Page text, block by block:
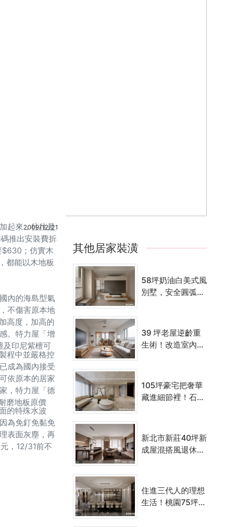
2009/12/21
起來，往往是
推出安裝費折
$630；仿實木
都能以木地板
內的海島型氣
不傷害原本地
高度，加高的
。特力屋「增
及印尼紫檀可
程中並嚴格控
成為國內接受
依原本的居家
，特力屋「德
磨地板原價
的特殊水波
為免釘免黏免
表面灰塵，再
，12/31前不
其他居家裝潢
58坪奶油白美式風
別墅，安全圓弧設
39 坪老屋逆齡重
生術！改造室內陽
事間解鎖完美家務
路徑
105坪豪宅把奢華
藏進細節裡！石
的質感居所
新北市新莊40坪新
成屋混搭風退休社
板打造溫馨日常
住進三代人的理想
生活！桃園75坪輕